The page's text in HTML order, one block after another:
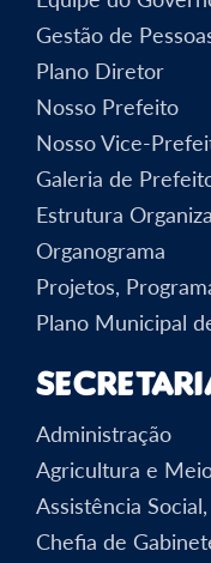
Gestão de
Plano Diretor
Nosso Prefeito
Nosso Vice-
Galeria de
Estrutura
Organograma
Projetos,
Plano Municipal
Administração
Agricultura e
Assistência
Chefia de